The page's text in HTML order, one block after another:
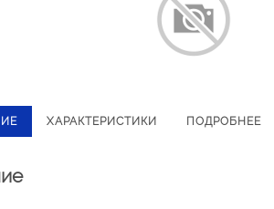
ХАРАКТЕРИСТИКИ ПОДРОБНЕЕ